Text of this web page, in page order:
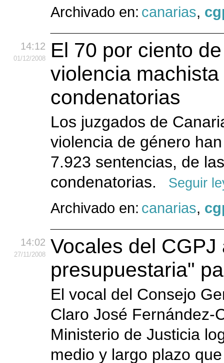
Archivado en: canarias,
14:12
01/12/2008
El 70 por ciento
violencia
condenatorias
Los juzgados de
violencia de género
7.923 sentencias, de
condenatorias.
Seguir
Archivado en: canarias,
14:02
27/11/2008
Vocales del
presupuestaria"
El vocal del Consejo
Claro José Fernández-
Ministerio de Justicia
medio y largo plazo